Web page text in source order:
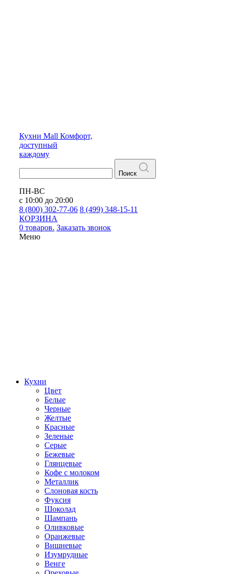
Кухни Mall Комфорт,
доступный
каждому
Поиск
ПН-ВС
с 10:00 до 20:00
8 (800) 302-77-06 8 (499) 348-15-11
КОРЗИНА
0 товаров. Заказать звонок
Меню
Кухни
Цвет
Белые
Черные
Желтые
Красные
Зеленые
Серые
Бежевые
Глянцевые
Кофе с молоком
Металлик
Слоновая кость
Фуксия
Шоколад
Шампань
Оливковые
Оранжевые
Вишневые
Изумрудные
Венге